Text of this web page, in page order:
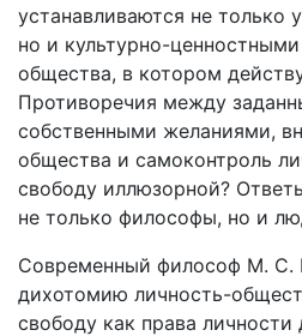
устанавливаются не только
но и культурно-
общества, в котором
Противоречия между
собственными желаниями,
общества и самоконтроль
свободу иллюзорной?
не только философы, но и
Современный философ М. С.
дихотомию личность-
свободу как права личности